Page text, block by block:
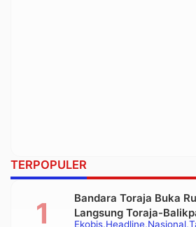
TERPOPULER
Ekobis Headline Nasional
Bandara Toraja Buka
Langsung Toraja-